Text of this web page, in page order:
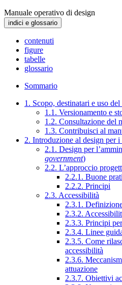
Manuale operativo di design
indici e glossario
contenuti
figure
tabelle
glossario
Sommario
1. Scopo, destinatari e uso
1.1. Versionamento e
1.2. Consultazione del
1.3. Contribuisci al
2. Introduzione al design per
2.1. Design per
government)
2.2. L’approccio
2.2.1. Buone
2.2.2. Principi
2.3. Accessibilità
2.3.1.
2.3.2.
2.3.3. Principi
2.3.4. Linee
2.3.5. Come
accessibilità
2.3.6.
attuazione
2.3.7. Obiettivi